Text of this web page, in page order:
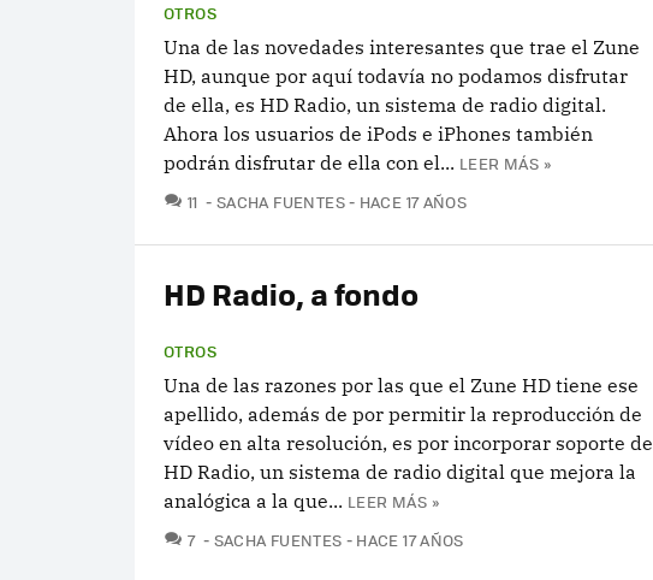
OTROS
Una de las novedades interesantes que trae el Zune
HD, aunque por aquí todavía no podamos disfrutar
de ella, es HD Radio, un sistema de radio digital.
Ahora los usuarios de iPods e iPhones también
podrán disfrutar de ella con el... LEER MÁS »
11 COMENTARIOS
SACHA FUENTES HACE 17 AÑOS
HD Radio, a fondo
OTROS
Una de las razones por las que el Zune HD tiene ese
apellido, además de por permitir la reproducción de
vídeo en alta resolución, es por incorporar soporte de
HD Radio, un sistema de radio digital que mejora la
analógica a la que... LEER MÁS »
7 COMENTARIOS
SACHA FUENTES HACE 17 AÑOS